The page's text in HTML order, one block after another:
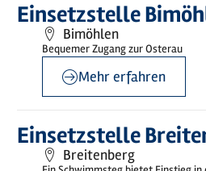
Einsetzstelle
Bimöhlen
Bequemer Zugang zur Osterau
Mehr
erfahren
Mehr erfahren
Einsetzstelle
Breitenberg
Mehr
erfahren